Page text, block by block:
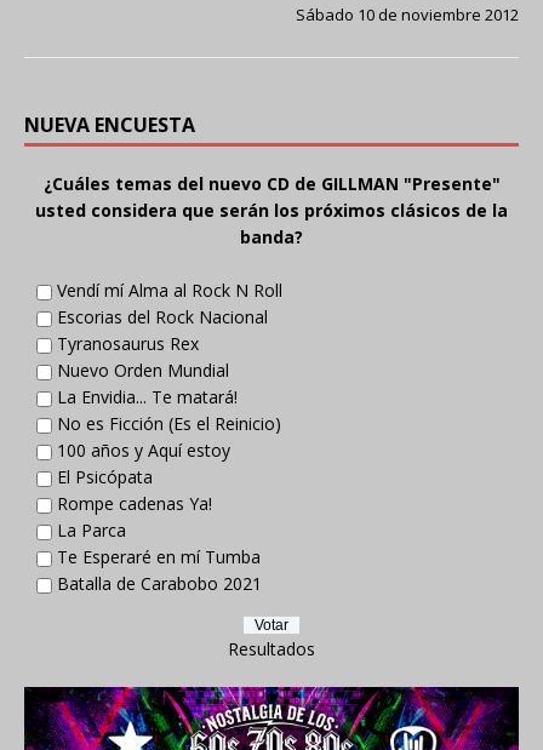
Sábado 10 de noviembre 2012
NUEVA ENCUESTA
¿Cuáles temas del nuevo CD de GILLMAN "Presente"
usted considera que serán los próximos clásicos de la
banda?
Vendí mí Alma al Rock N Roll
Escorias del Rock Nacional
Tyranosaurus Rex
Nuevo Orden Mundial
La Envidia... Te matará!
No es Ficción (Es el Reinicio)
100 años y Aquí estoy
El Psicópata
Rompe cadenas Ya!
La Parca
Te Esperaré en mí Tumba
Batalla de Carabobo 2021
Resultados